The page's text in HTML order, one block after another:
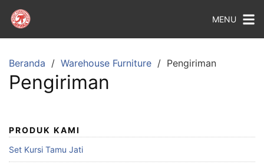
MENU
Beranda Warehouse Furniture Pengiriman
Pengiriman
PRODUK KAMI
Set Kursi Tamu Jati